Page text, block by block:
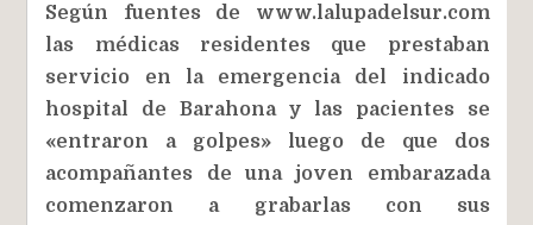
Según fuentes de www.lalupadelsur.com
las médicas residentes que prestaban
servicio en la emergencia del indicado
hospital de Barahona y las pacientes se
«entraron a golpes» luego de que dos
acompañantes de una joven embarazada
comenzaron a grabarlas con sus